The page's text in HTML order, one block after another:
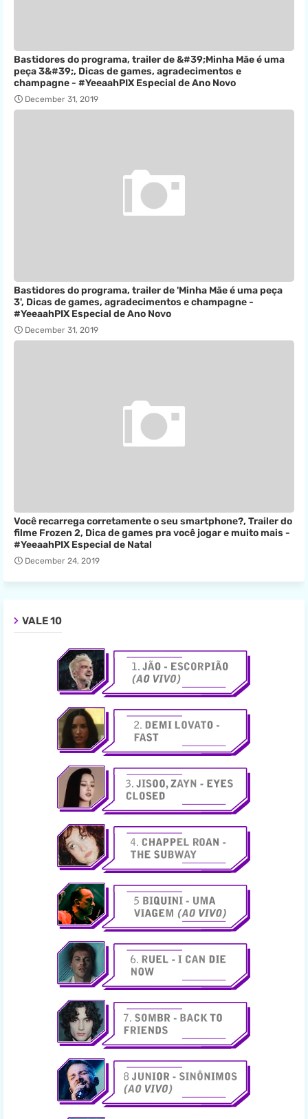
Bastidores do programa, trailer de &#39;Minha Mãe é uma
peça 3&#39;, Dicas de games, agradecimentos e
champagne - #YeeaahPIX Especial de Ano Novo
December 31, 2019
Bastidores do programa, trailer de 'Minha Mãe é uma peça
3', Dicas de games, agradecimentos e champagne -
#YeeaahPIX Especial de Ano Novo
December 31, 2019
Você recarrega corretamente o seu smartphone?, Trailer do
filme Frozen 2, Dica de games pra você jogar e muito mais -
#YeeaahPIX Especial de Natal
December 24, 2019
VALE 10